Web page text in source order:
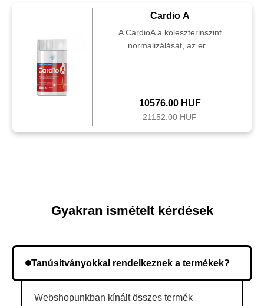
Cardio A
A CardioA a koleszterinszint
normalizálását, az er...
10576.00 HUF
21152.00 HUF
Gyakran ismételt kérdések
Tanúsítványokkal rendelkeznek a termékek?
Webshopunkban kínált összes termék